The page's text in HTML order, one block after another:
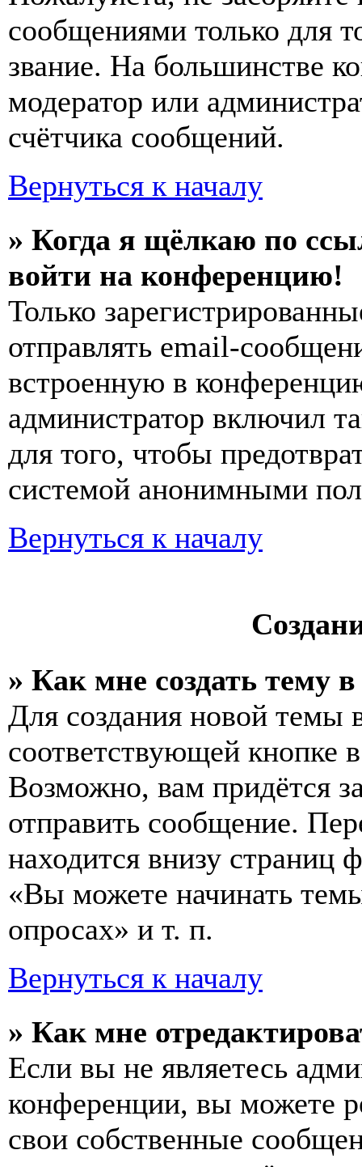
сообщениями только для
звание. На большинстве
модератор или
счётчика сообщений.
Вернуться к началу
» Когда я щёлкаю по
войти на конференцию!
Только
отправлять email-
встроенную в
администратор включил
для того, чтобы
системой анонимными
Вернуться к началу
» Как мне создать тему
Для создания новой темы
соответствующей кнопке
Возможно, вам придётся
отправить сообщение.
находится внизу
«Вы можете начинать
опросах» и т. п.
Вернуться к началу
» Как мне
Если вы не являетесь
конференции, вы можете
свои собственные